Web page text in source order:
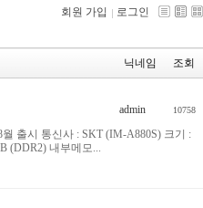
회원 가입
로그인
닉네임 조회
admin
10758
월 출시 통신사 : SKT (IM-A880S) 크기 :
(DDR2) 내부메모...